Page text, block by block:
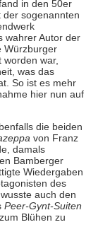
in den 50er
der sogenannten
wahrer Autor der
Würzburger
war,
was das
So ist es mehr
hier nun auf
die beiden
von Franz
damals
Bamberger
Wiedergaben
des
auch den
Peer-Gynt-Suiten
Blühen zu